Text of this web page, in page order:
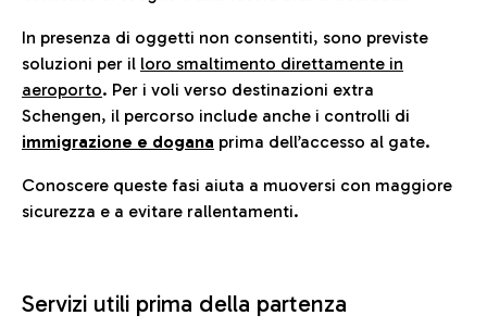
In presenza di oggetti non consentiti, sono previste
soluzioni per il loro smaltimento direttamente in
aeroporto. Per i voli verso destinazioni extra
Schengen, il percorso include anche i controlli di
immigrazione e dogana prima dell’accesso al gate.
Conoscere queste fasi aiuta a muoversi con maggiore
sicurezza e a evitare rallentamenti.
Servizi utili prima della partenza